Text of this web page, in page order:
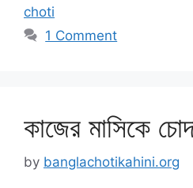
choti
1 Comment
কাজের মাসিকে
by banglachotikahini.org